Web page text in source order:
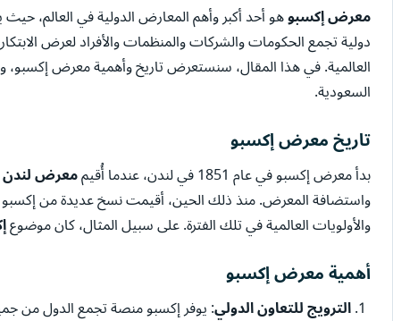
معرض إكسبوهو أحد أكبر وأهم المعارض الدولية في العالم،
دولية تجمع الحكومات والشركات والمنظمات والأفراد لعرض
العالمية. في هذا المقال، سنستعرض تاريخ وأهمية معرض
السعودية.
تاريخ معرض إكسبو
بدأ معرض إكسبو في عام 1851 في لندن، عندما أُقيم معرض لندن
واستضافة المعرض. منذ ذلك الحين، أقيمت نسخ عديدة من
والأولويات العالمية في تلك الفترة. على سبيل المثال، كان موضوع
أهمية معرض إكسبو
الترويج للتعاون الدولي: يوفر إكسبو منصة تجمع الدول من جميع